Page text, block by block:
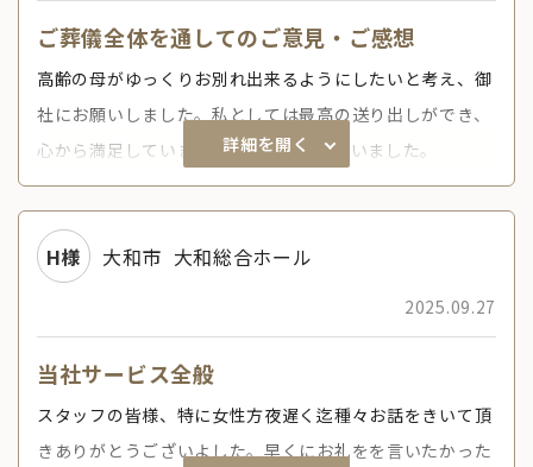
ご葬儀全体を通してのご意見・ご感想
高齢の母がゆっくりお別れ出来るようにしたいと考え、御
社にお願いしました。私としては最高の送り出しができ、
心から満足しています。ありがとうございました。
詳細を開く
H様 大和市 大和総合ホール
2025.09.27
当社サービス全般
スタッフの皆様、特に女性方夜遅く迄種々お話をきいて頂
きありがとうございよした。早くにお礼をを言いたかった